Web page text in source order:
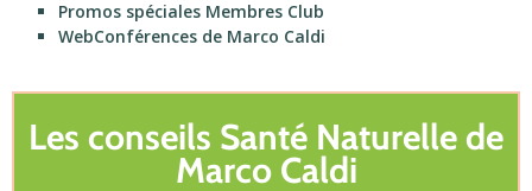
Promos spéciales Membres Club
WebConférences de Marco Caldi